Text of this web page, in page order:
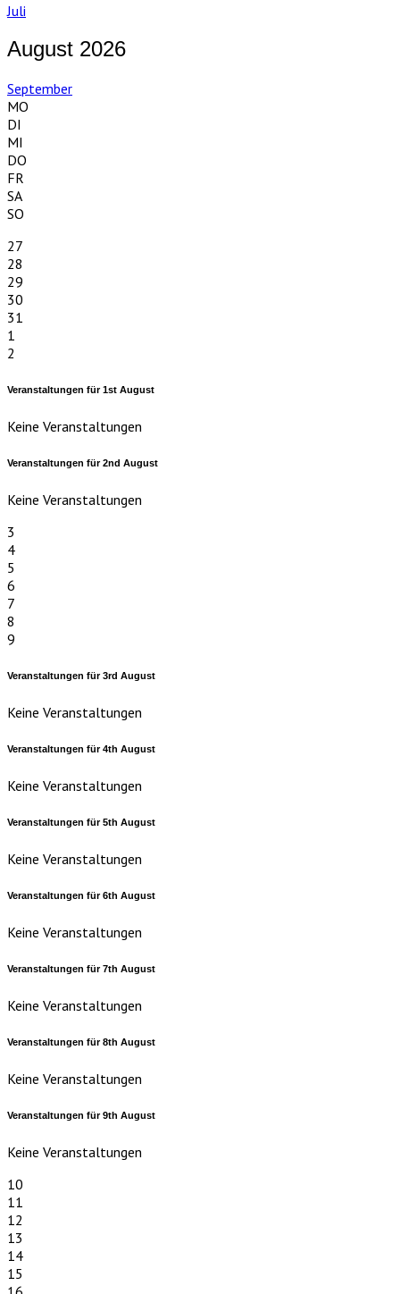
Juli
August 2026
September
MO
DI
MI
DO
FR
SA
SO
27
28
29
30
31
1
2
Veranstaltungen für1st August
Keine Veranstaltungen
Veranstaltungen für2nd August
Keine Veranstaltungen
3
4
5
6
7
8
9
Veranstaltungen für3rd August
Keine Veranstaltungen
Veranstaltungen für4th August
Keine Veranstaltungen
Veranstaltungen für5th August
Keine Veranstaltungen
Veranstaltungen für6th August
Keine Veranstaltungen
Veranstaltungen für7th August
Keine Veranstaltungen
Veranstaltungen für8th August
Keine Veranstaltungen
Veranstaltungen für9th August
Keine Veranstaltungen
10
11
12
13
14
15